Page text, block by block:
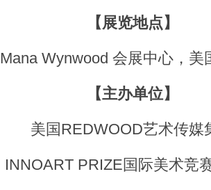
【展览地点】
Mana Wynwood 会展中心，美
【主办单位】
美国REDWOOD艺术传媒
INNOART PRIZE国际美术竞